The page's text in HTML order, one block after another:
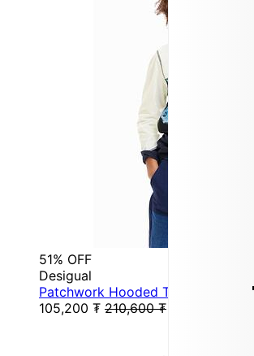
51% OFF
Desigual
Patchwork Hooded T-Shirt (White)
105,200 ₮ 210,600 ₮